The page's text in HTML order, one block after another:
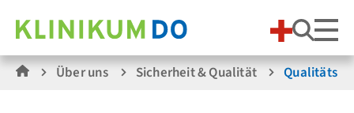
Über uns Sicherheit & Qualität